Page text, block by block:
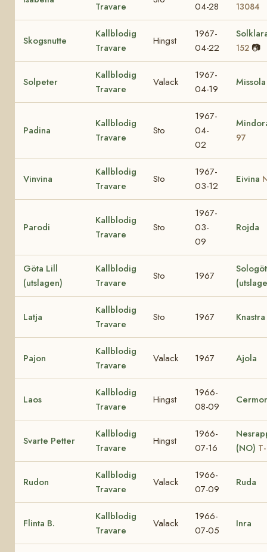
Travare 04-28 13084
Skogsnutte
Kallblodig
Travare
Hingst
1967-
04-22
152 📷
Solpeter
Kallblodig
Travare
Valack
1967-
04-19
Missola
Padina
Kallblodig
Travare
Sto
1967-
04-
02
97
Vinvina
Kallblodig
Travare
Sto
1967-
03-12
Eivina
Parodi
Kallblodig
Travare
Sto
1967-
03-
09
Rojda
Göta Lill
(utslagen)
Kallblodig
Travare
Sto 1967
Latja
Kallblodig
Travare
Sto 1967 Knastra
Pajon
Kallblodig
Travare
Valack 1967 Ajola
Laos
Kallblodig
Travare
Hingst
1966-
08-09
Svarte Petter
Kallblodig
Travare
Hingst
1966-
07-16
(NO)
Rudon
Kallblodig
Travare
Valack
1966-
07-09
Ruda
Flinta B.
Kallblodig
Travare
Valack
1966-
07-05
Inra